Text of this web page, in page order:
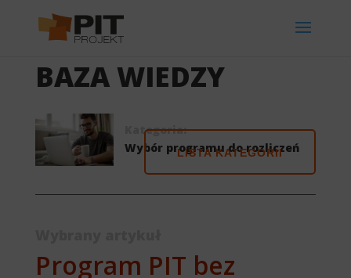
BAZA WIEDZY
Kategoria:
Wybór programu do rozliczeń
LISTA KATEGORII
Program PIT bez